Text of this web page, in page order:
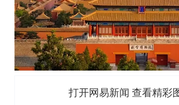
打开网易新闻 查看精彩